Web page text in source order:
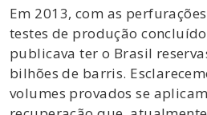
Em 2013, com as
testes de produção
publicava ter o Brasil
bilhões de barris.
volumes provados se